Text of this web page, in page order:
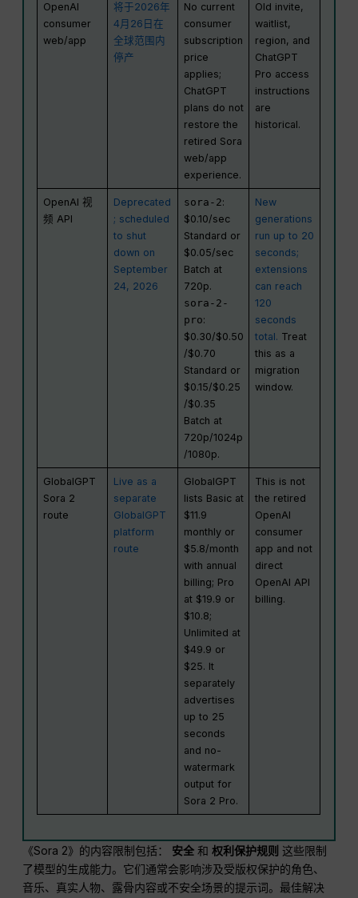
OpenAI
consumer
web/app
将于2026年
4月26日在
全球范围内
停产
No current
consumer
subscription
price
applies;
ChatGPT
plans do not
restore the
retired Sora
web/app
experience.
Old invite,
waitlist,
region, and
ChatGPT
Pro access
instructions
are
historical.
OpenAI 视
频 API
Deprecated
; scheduled
to shut
down on
September
24, 2026
sora-2:
$0.10/sec
Standard or
$0.05/sec
Batch at
720p.
sora-2-
pro:
$0.30/$0.50
/$0.70
Standard or
$0.15/$0.25
/$0.35
Batch at
720p/1024p
/1080p.
New
generations
run up to 20
seconds;
extensions
can reach
120
seconds
total. Treat
this as a
migration
window.
GlobalGPT
Sora 2
route
Live as a
separate
GlobalGPT
platform
route
GlobalGPT
lists Basic at
$11.9
monthly or
$5.8/month
with annual
billing; Pro
at $19.9 or
$10.8;
Unlimited at
$49.9 or
$25. It
separately
advertises
up to 25
seconds
and no-
watermark
output for
Sora 2 Pro.
This is not
the retired
OpenAI
consumer
app and not
direct
OpenAI API
billing.
《Sora 2》的内容限制包括： 安全 和权利保护规则 这些限制
了模型的生成能力。它们通常会影响涉及受版权保护的角色、
音乐、真实人物、露骨内容或不安全场景的提示词。最佳解决